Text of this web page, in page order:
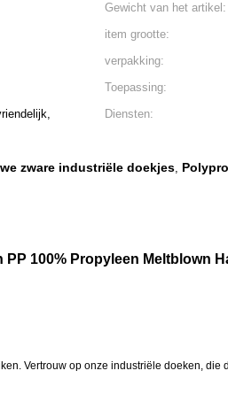
Gewicht van het artikel:
item grootte:
verpakking:
Toepassing:
Diensten:
zware industriële doekjes,
100% Propyleen Meltblown
Vertrouw op onze industriële doeken, die